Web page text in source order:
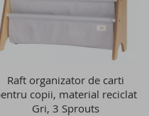
Raft organizator de carti
copii, material reciclat
Gri, 3 Sprouts